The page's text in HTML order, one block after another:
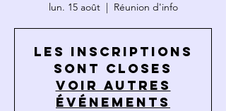
lun. 15 août
  |
Réunion d'info
Les inscriptions
sont closes
Voir autres
événements